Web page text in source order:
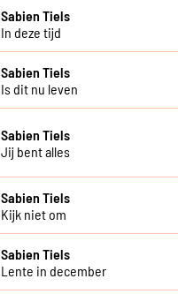
Sabien Tiels
In deze tijd
Sabien Tiels
Is dit nu leven
Sabien Tiels
Jij bent alles
Sabien Tiels
Kijk niet om
Sabien Tiels
Lente in december